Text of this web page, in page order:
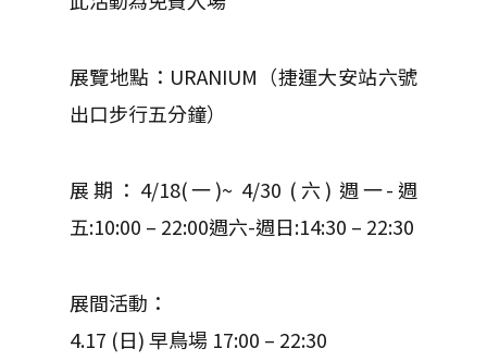
展覽地點：URANIUM（捷運大安站六號
出口步行五分鐘）
展期：4/18(一)~ 4/30 (六) 週一-週
五:10:00 – 22:00週六-週日:14:30 – 22:30
展間活動：
4.17 (日) 早鳥場 17:00 – 22:30